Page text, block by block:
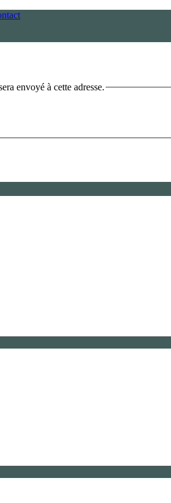
envoyé à cette adresse.